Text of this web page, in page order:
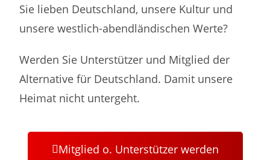
Sie lieben Deutschland, unsere Kultur und
unsere westlich-abendländischen Werte?
Werden Sie Unterstützer und Mitglied der
Alternative für Deutschland. Damit unsere
Heimat nicht untergeht.
Mitglied o. Unterstützer werden